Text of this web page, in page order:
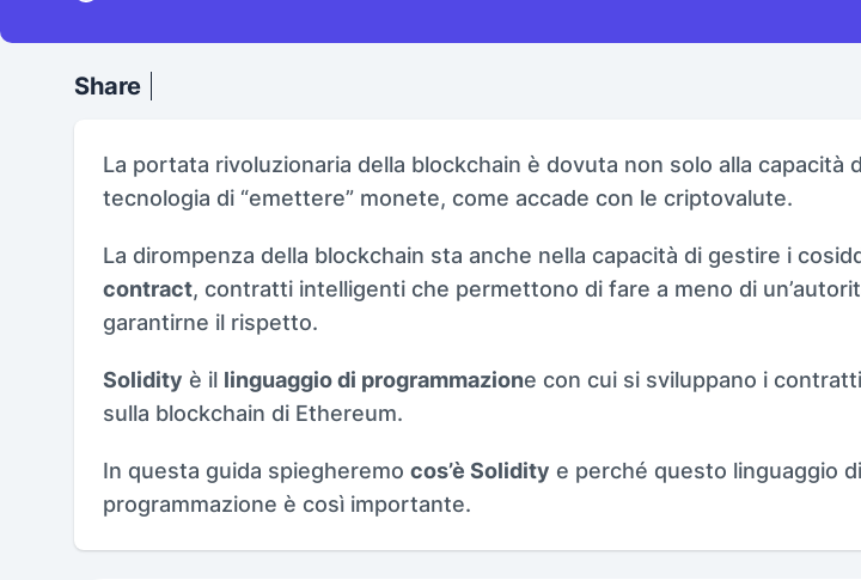
Share
La portata rivoluzionaria della blockchain è dovuta non solo alla capacità
tecnologia di “emettere” monete, come accade con le criptovalute.
La dirompenza della blockchain sta anche nella capacità di gestire i
contract, contratti intelligenti che permettono di fare a meno di
garantirne il rispetto.
Solidity è il linguaggio di programmazione con cui si sviluppano i
sulla blockchain di Ethereum.
In questa guida spiegheremo cos’è Solidity e perché questo linguaggio di
programmazione è così importante.